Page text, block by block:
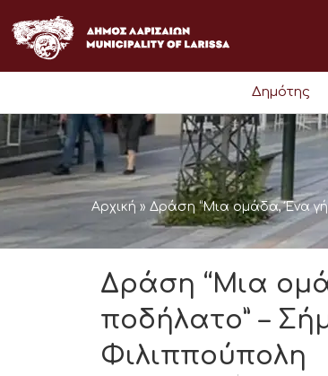
στο
περιεχόμενο
Δημότης
Αρχική » Δράση “Μια ομάδα, Ένα
Δράση “Μια
ποδήλατο” –
Φιλιππούπολη